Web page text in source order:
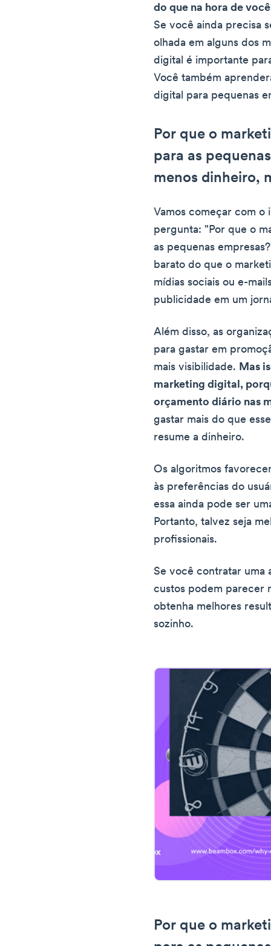
do que na hora de
Se você ainda precisa
olhada em alguns dos
digital é importante
Você também
digital para pequenas
Por que o
para as
menos dinheiro,
Vamos começar com o
pergunta: "Por que o
as pequenas
barato do que o
mídias sociais ou e-
publicidade em um
Além disso, as
para gastar em
mais visibilidade. Mas
marketing digital,
orçamento diário nas
gastar mais do que
resume a dinheiro.
Os algoritmos
às preferências do
essa ainda pode ser
Portanto, talvez seja
profissionais.
Se você contratar uma
custos podem parecer
obtenha melhores
sozinho.
Por que o